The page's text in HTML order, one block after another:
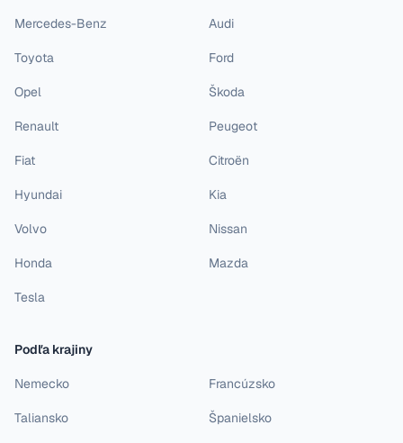
Mercedes-Benz Audi
Toyota Ford
Opel Škoda
Renault Peugeot
Fiat Citroën
Hyundai Kia
Volvo Nissan
Honda Mazda
Tesla
Podľa krajiny
Nemecko Francúzsko
Taliansko Španielsko